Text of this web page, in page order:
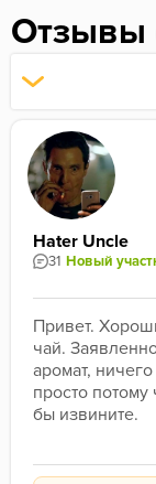
Отзывы
Hater Uncle
31 Новый
Привет.
чай.
аромат,
просто потому
бы извините.